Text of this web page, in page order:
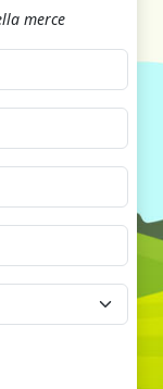
merce